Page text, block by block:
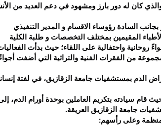
كان له دور بارز ومشهود في دعم العديد من
السادة رؤوساء الاقسام و المدير التنفيذي
المقيمين بمختلف التخصصات و طلبة الكلية
واحتفالية على اللقاء؛ حيث بدأت الفعاليات
من الفقرات الفنية والتراثية التي أضفت
الدم بمستشفيات جامعة الزقازيق، في لفتة
قام سيادته بتكريم العاملين بوحدة أورام الدم،
جامعة الزقازيق العريقة.
وعلى رأسهم: